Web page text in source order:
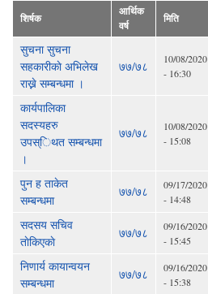
शिर्षक
आर्थिक
वर्ष
मिति
सुचना सुचना
सहकारीकाे अभिलेख
राख्ने सम्बन्धमा ।
७७/७८
10/08/2020
- 16:30
कार्यपालिका
सदस्यहरु
उपस्िथत सम्बन्धमा
।
७७/७८
10/08/2020
- 15:08
पुन ह ताकेत
सम्बन्धमा
७७/७८
09/17/2020
- 14:48
सदसय सचिव
ताेकिएकाे
७७/७८
09/16/2020
- 15:45
निणार्य कायान्वयन
सम्बन्धमा
७७/७८
09/16/2020
- 15:38